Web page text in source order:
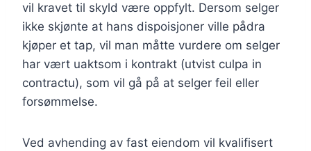
vil kravet til skyld være oppfylt. Dersom selger
ikke skjønte at hans dispoisjoner ville pådra
kjøper et tap, vil man måtte vurdere om selger
har vært uaktsom i kontrakt (utvist culpa in
contractu), som vil gå på at selger feil eller
forsømmelse.
Ved avhending av fast eiendom vil kvalifisert